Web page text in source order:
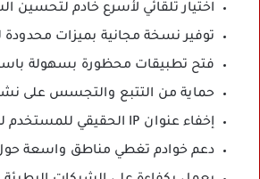
اختيار تلقائي لأسرع خادم لتحسين
توفير نسخة مجانية بميزات
فتح تطبيقات محظورة بسهولة
حماية من التتبع والتجسس على
إخفاء عنوان IP الحقيقي للمستخدم لضمان الأمان.
دعم خوادم تغطي مناطق واسعة حول